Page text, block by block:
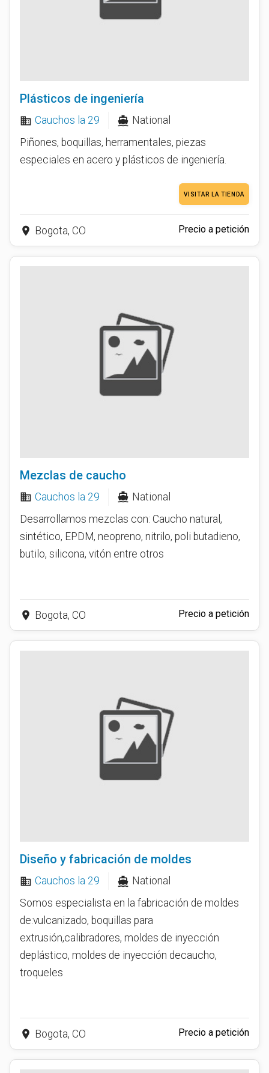
Plásticos de ingeniería
business Cauchos la 29 directions_boat National
Piñones, boquillas, herramentales, piezas
especiales en acero y plásticos de ingeniería.
VISITAR LA TIENDA
place Bogota, CO Precio a petición
Mezclas de caucho
business Cauchos la 29 directions_boat National
Desarrollamos mezclas con: Caucho natural,
sintético, EPDM, neopreno, nitrilo, poli butadieno,
butilo, silicona, vitón entre otros
place Bogota, CO Precio a petición
Diseño y fabricación de moldes
business Cauchos la 29 directions_boat National
Somos especialista en la fabricación de moldes
de:vulcanizado, boquillas para
extrusión,calibradores, moldes de inyección
deplástico, moldes de inyección decaucho,
troqueles
place Bogota, CO Precio a petición